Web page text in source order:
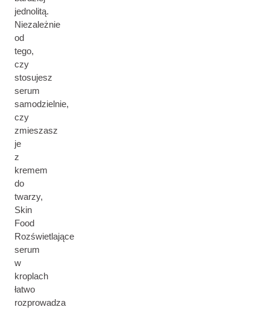
jednolitą.
Niezależnie
od
tego,
czy
stosujesz
serum
samodzielnie,
czy
zmieszasz
je
z
kremem
do
twarzy,
Skin
Food
Rozświetlające
serum
w
kroplach
łatwo
rozprowadza